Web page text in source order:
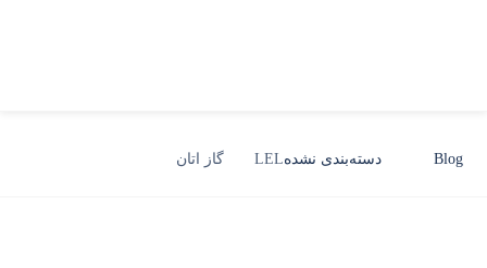
Blog دسته‌بندی نشدهLEL گاز اتان